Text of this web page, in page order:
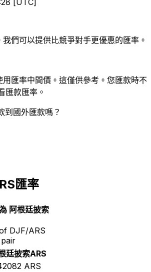
[UTC]
我們可以提供比競爭對手更優惠的匯率。
匯率中間價。這僅供參考。您匯款時不
匯款匯率。
到國外匯款嗎？
匯率
阿根廷披索
DJF/ARS
廷披索ARS
ARS